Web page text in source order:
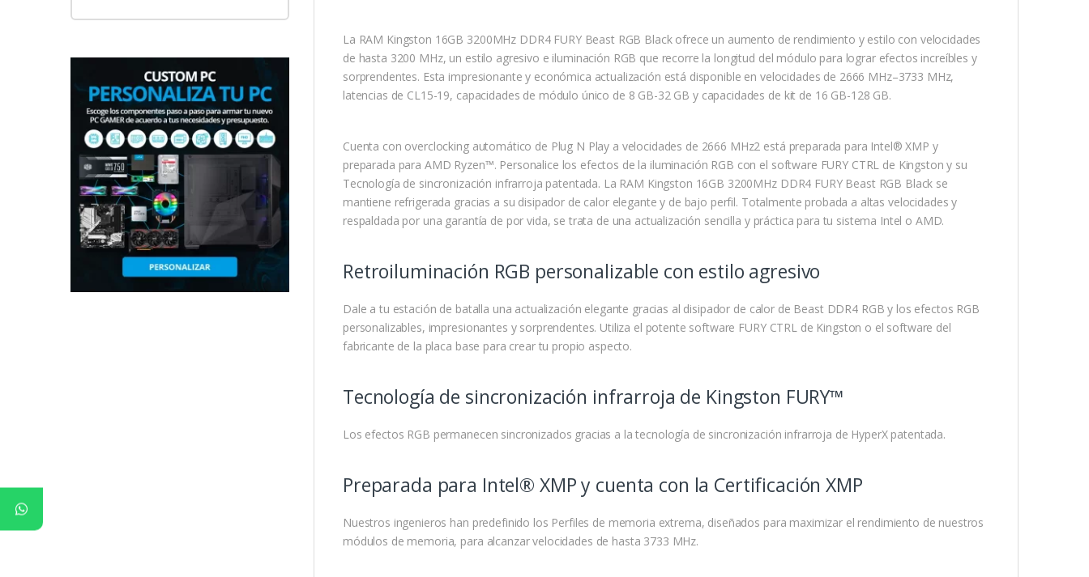
La RAM Kingston 16GB 3200MHz DDR4 FURY Beast RGB Black ofrece un aumento de rendimiento y estilo con velocidades
de hasta 3200 MHz, un estilo agresivo e iluminación RGB que recorre la longitud del módulo para lograr efectos increíbles y
sorprendentes. Esta impresionante y económica actualización está disponible en velocidades de 2666 MHz–3733 MHz,
latencias de CL15-19, capacidades de módulo único de 8 GB-32 GB y capacidades de kit de 16 GB-128 GB.
Cuenta con overclocking automático de Plug N Play a velocidades de 2666 MHz2 está preparada para Intel® XMP y
preparada para AMD Ryzen™. Personalice los efectos de la iluminación RGB con el software FURY CTRL de Kingston y su
Tecnología de sincronización infrarroja patentada. La RAM Kingston 16GB 3200MHz DDR4 FURY Beast RGB Black se
mantiene refrigerada gracias a su disipador de calor elegante y de bajo perfil. Totalmente probada a altas velocidades y
respaldada por una garantía de por vida, se trata de una actualización sencilla y práctica para tu sistema Intel o AMD.
Retroiluminación RGB personalizable con estilo agresivo
Dale a tu estación de batalla una actualización elegante gracias al disipador de calor de Beast DDR4 RGB y los efectos RGB
personalizables, impresionantes y sorprendentes. Utiliza el potente software FURY CTRL de Kingston o el software del
fabricante de la placa base para crear tu propio aspecto.
Tecnología de sincronización infrarroja de Kingston FURY™
Los efectos RGB permanecen sincronizados gracias a la tecnología de sincronización infrarroja de HyperX patentada.
Preparada para Intel® XMP y cuenta con la Certificación XMP
Nuestros ingenieros han predefinido los Perfiles de memoria extrema, diseñados para maximizar el rendimiento de nuestros
módulos de memoria, para alcanzar velocidades de hasta 3733 MHz.